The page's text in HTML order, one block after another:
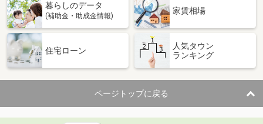
暮らしのデータ
(補助金・助成金情報)
家賃相場
住宅ローン
人気タウン
ランキング
ページトップに戻る